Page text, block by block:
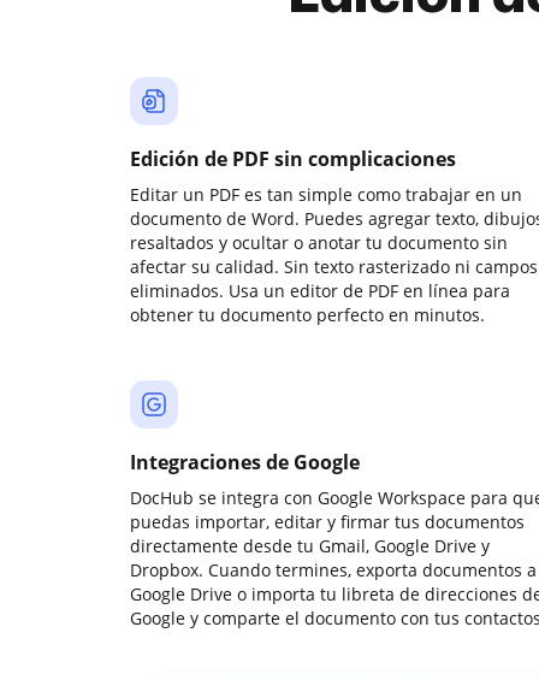
Edición de PDF sin complicaciones
Editar un PDF es tan simple como trabajar en un
documento de Word. Puedes agregar texto,
resaltados y ocultar o anotar tu documento sin
afectar su calidad. Sin texto rasterizado ni campos
eliminados. Usa un editor de PDF en línea para
obtener tu documento perfecto en minutos.
Integraciones de Google
DocHub se integra con Google Workspace para
puedas importar, editar y firmar tus documentos
directamente desde tu Gmail, Google Drive y
Dropbox. Cuando termines, exporta documentos a
Google Drive o importa tu libreta de direcciones
Google y comparte el documento con tus